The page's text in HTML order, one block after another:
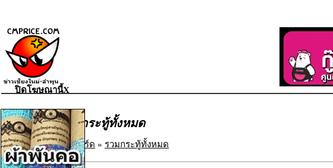
รวมกระทู้ทั้งหมด
เว็บบอร์ด » รวมกระทู้ทั้งหมด
ปิดโฆษณานี้X